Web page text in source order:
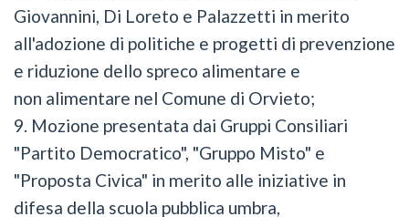
Giovannini, Di Loreto e Palazzetti in merito
all'adozione di politiche e progetti di prevenzione
e riduzione dello spreco alimentare e
non alimentare nel Comune di Orvieto;
9. Mozione presentata dai Gruppi Consiliari
"Partito Democratico", "Gruppo Misto" e
"Proposta Civica" in merito alle iniziative in
difesa della scuola pubblica umbra,